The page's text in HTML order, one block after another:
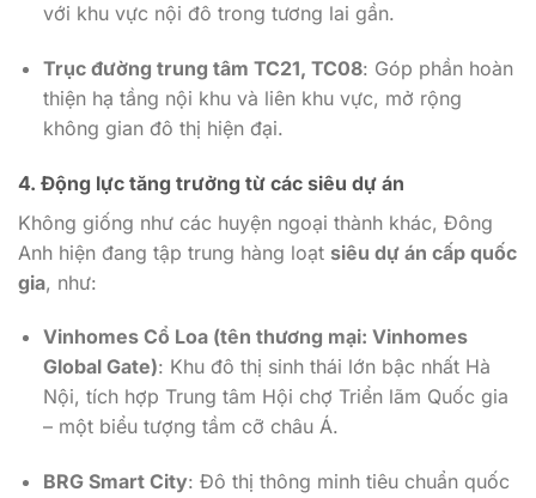
với khu vực nội đô trong tương lai gần.
Trục đường trung tâm TC21, TC08: Góp phần hoàn
thiện hạ tầng nội khu và liên khu vực, mở rộng
không gian đô thị hiện đại.
4. Động lực tăng trưởng từ các siêu dự án
Không giống như các huyện ngoại thành khác, Đông
Anh hiện đang tập trung hàng loạt siêu dự án cấp quốc
gia, như:
Vinhomes Cổ Loa (tên thương mại: Vinhomes
Global Gate): Khu đô thị sinh thái lớn bậc nhất Hà
Nội, tích hợp Trung tâm Hội chợ Triển lãm Quốc gia
– một biểu tượng tầm cỡ châu Á.
BRG Smart City: Đô thị thông minh tiêu chuẩn quốc